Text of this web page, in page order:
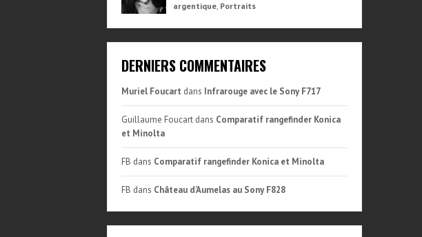
argentique, Portraits
DERNIERS COMMENTAIRES
Muriel Foucart dans Infrarouge avec le Sony F717
Guillaume Foucart dans Comparatif rangefinder Konica
et Minolta
FB dans Comparatif rangefinder Konica et Minolta
FB dans Château d’Aumelas au Sony F828